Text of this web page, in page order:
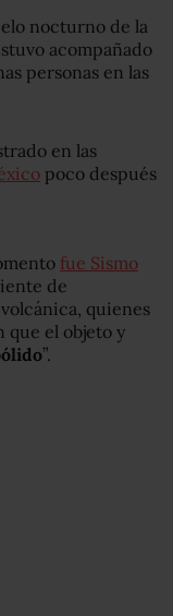
nocturno de la
acompañado
personas en las
en las
poco después
fue Sismo
de
quienes
que el objeto y
”.